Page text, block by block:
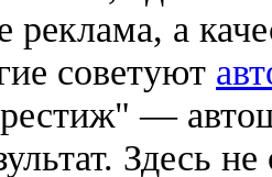
реклама, а
советуют
—
Здесь